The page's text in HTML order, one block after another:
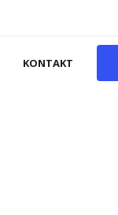
KONTAKT